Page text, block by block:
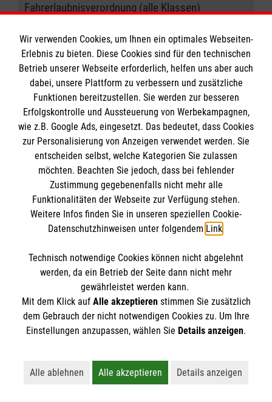
Fahrerlaubnisverordnung (alle Klassen)
08.06.2027 , 08:30 Uhr
Ort: 50933 Köln
Freie Plätze: 20
Kursdetails
Anmelden
vorherige 1 … 9 10 11
13 … 15 nächste
Kursbuchung widerrufen
Hier können Sie die Buchung Ihres Kurses
Wir verwenden Cookies, um Ihnen ein optimales Webseiten-
Erlebnis zu bieten. Diese Cookies sind für den technischen
Betrieb unserer Webseite erforderlich, helfen uns aber auch
dabei, unsere Plattform zu verbessern und zusätzliche
Funktionen bereitzustellen. Sie werden zur besseren
Erfolgskontrolle und Aussteuerung von Werbekampagnen,
wie z.B. Google Ads, eingesetzt. Das bedeutet, dass Cookies
zur Personalisierung von Anzeigen verwendet werden. Sie
entscheiden selbst, welche Kategorien Sie zulassen
möchten. Beachten Sie jedoch, dass bei fehlender
Zustimmung gegebenenfalls nicht mehr alle
Funktionalitäten der Webseite zur Verfügung stehen.
Weitere Infos finden Sie in unseren speziellen Cookie-
Datenschutzhinweisen unter folgendem Link.
Technisch notwendige Cookies können nicht abgelehnt
werden, da ein Betrieb der Seite dann nicht mehr
gewährleistet werden kann.
Mit dem Klick auf Alle akzeptierenstimmen Sie zusätzlich
dem Gebrauch der nicht notwendigen Cookies zu. Um Ihre
Einstellungen anzupassen, wählen Sie Details anzeigen.
Alle ablehnen
Lehnt alle nicht-essentiellen Cookies ab
Alle akzeptieren
Akzeptiert alle Cookies
Details anzeigen